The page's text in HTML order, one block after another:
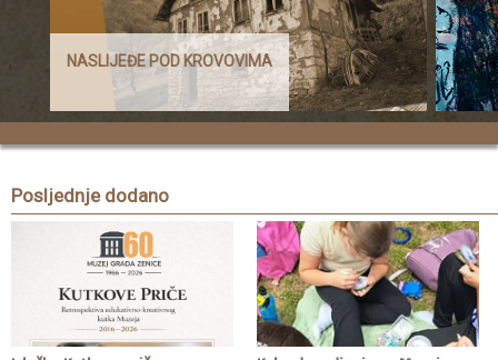
NASLIJEĐE POD KROVOVIMA
Posljednje dodano